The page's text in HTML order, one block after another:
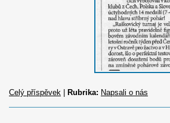
Celý příspěvek | Rubrika: Napsali o nás